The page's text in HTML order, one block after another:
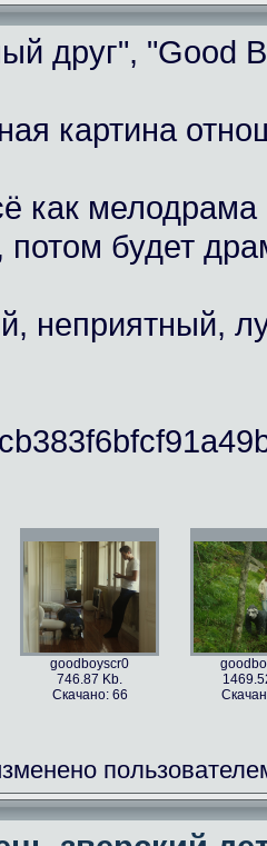
друг", "Good
картина
как
потом будет
неприятный,
goodboyscr0
746.87 Kb.
Скачано: 66